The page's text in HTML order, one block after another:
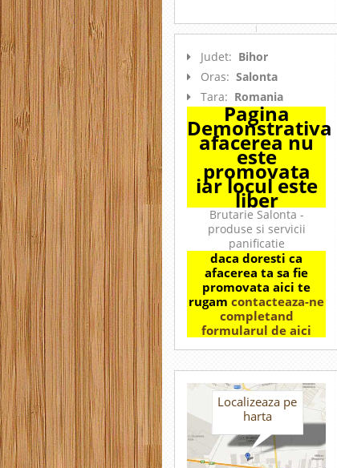
Judet: Bihor
Oras: Salonta
Tara: Romania
Pagina
Demonstrativa
afacerea nu
este
promovata
iar locul este
liber
Brutarie Salonta -
produse si servicii
panificatie
daca doresti ca
afacerea ta sa fie
promovata aici te
rugam contacteaza-ne
completand
formularul de aici
Localizeaza pe
harta